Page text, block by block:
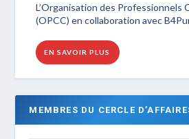
L’Organisation des Professionnels
(OPCC) en collaboration avec
EN SAVOIR PLUS
MEMBRES DU CERCLE